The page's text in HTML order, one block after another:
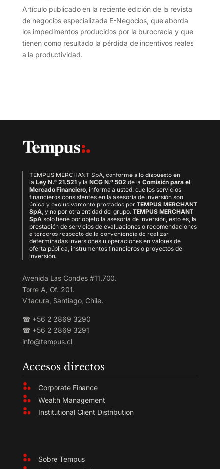
Artículo publicado en la reciente edición de la revista
de negocios especializada E-Negocios, que aborda
los impedimentos producidos por la burocracia y que
tienen como resultado la pérdida de incentivos reales
a la productividad.
TEMPUS MERCHANT SpA,conforme a lo dispuesto en
la Ley N.º 21.521y la NCG N.º 502 de la Comisión para el
Mercado Financiero, informa a usted, que los servicios
financieros consistentes en la asesoría de inversión son
única y exclusivamente prestados por TEMPUS MERCHANT
SpA, y no por otra entidad del grupo. TEMPUS MERCHANT
SpAsolo tiene por objeto la asesoría de inversión, esto es, la
prestación de servicios de evaluaciones o recomendaciones
a terceros respecto de la conveniencia de realizar
determinadas inversiones u operaciones en valores de
oferta pública, instrumentos financieros o proyectos de
inversión.
Avenida Las Condes #11.700.
Torre A, Of. 201.
Vitacura, Santiago, Chile.
☎ +56 2 2869 3290
☎ +56 2 2869 3291
info@tempus.cl
Accesos directos
Corporate Finance
Wealth Management
Institutional Client Distribution
Sobre Tempus